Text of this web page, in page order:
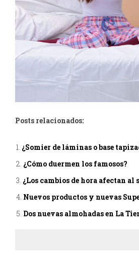
Posts relacionados:
¿Somier de láminas o base
¿Cómo duermen los famosos?
¿Los cambios de hora afectan al
Nuevos productos y nuevas
Dos nuevas almohadas en La